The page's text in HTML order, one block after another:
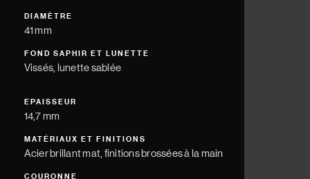
DIAMÈTRE
41 mm
FOND SAPHIR ET LUNETTE
Vissés, lunette sablée
EPAISSEUR
14,7 mm
MATÉRIAUX ET FINITIONS
Acier brillant mat, finitions brossées à la main
COURONNE